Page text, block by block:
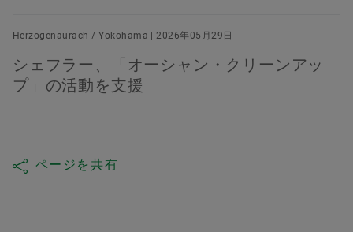
Herzogenaurach / Yokohama | 2026年05月29日
シェフラー、「オーシャン・クリーンアッ
プ」の活動を支援
ページを共有